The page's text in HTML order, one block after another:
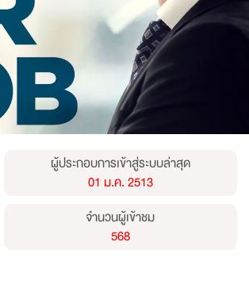
ผู้ประกอบการเข้าสู่ระบบล่าสุด
01 ม.ค. 2513
จำนวนผู้เข้าชม
568